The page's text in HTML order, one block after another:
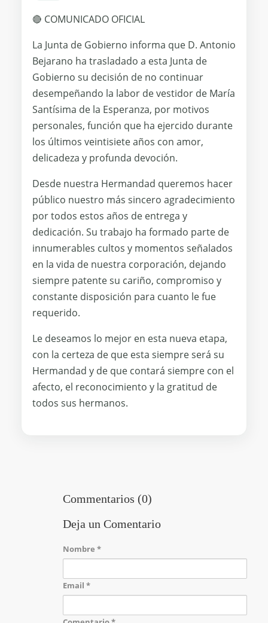
🔴 COMUNICADO OFICIAL
La Junta de Gobierno informa que D. Antonio
Bejarano ha trasladado a esta Junta de
Gobierno su decisión de no continuar
desempeñando la labor de vestidor de María
Santísima de la Esperanza, por motivos
personales, función que ha ejercido durante
los últimos veintisiete años con amor,
delicadeza y profunda devoción.
Desde nuestra Hermandad queremos hacer
público nuestro más sincero agradecimiento
por todos estos años de entrega y
dedicación. Su trabajo ha formado parte de
innumerables cultos y momentos señalados
en la vida de nuestra corporación, dejando
siempre patente su cariño, compromiso y
constante disposición para cuanto le fue
requerido.
Le deseamos lo mejor en esta nueva etapa,
con la certeza de que esta siempre será su
Hermandad y de que contará siempre con el
afecto, el reconocimiento y la gratitud de
todos sus hermanos.
Commentarios (0)
Deja un Comentario
Nombre *
Email *